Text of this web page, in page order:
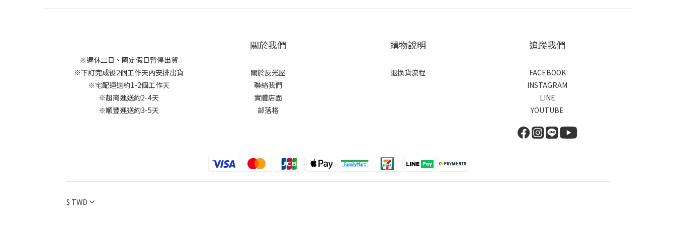
※週休二日、國定假日暫停出貨
※下訂完成後2個工作天內安排出貨
※宅配運送約1-2個工作天
※超商運送約2-4天
※順豐運送約3-5天
關於我們
關於反光屋
聯絡我們
實體店面
部落格
購物說明
退換貨流程
追蹤我們
FACEBOOK
INSTAGRAM
LINE
YOUTUBE
$ TWD